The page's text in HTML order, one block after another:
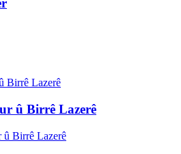
û Birrê Lazerê